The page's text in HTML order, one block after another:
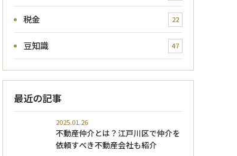
税金 22
豆知識 47
最近の記事
2025.01.26
不動産仲介とは？江戸川区で仲介を
依頼すべき不動産会社も紹介